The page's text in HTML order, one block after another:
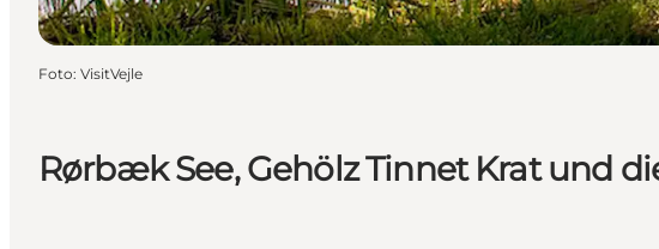
Rørbæk See, Gehölz Tinnet Krat und
Foto: VisitVejle